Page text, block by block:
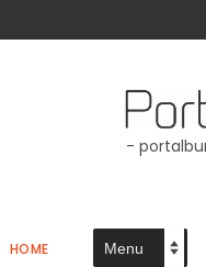
-
HOME